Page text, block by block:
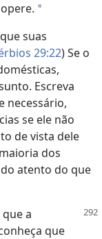
*
suas
29:22) Se o
Escreva
necessário,
se ele não
de vista dele
dos
atento do que
a
que